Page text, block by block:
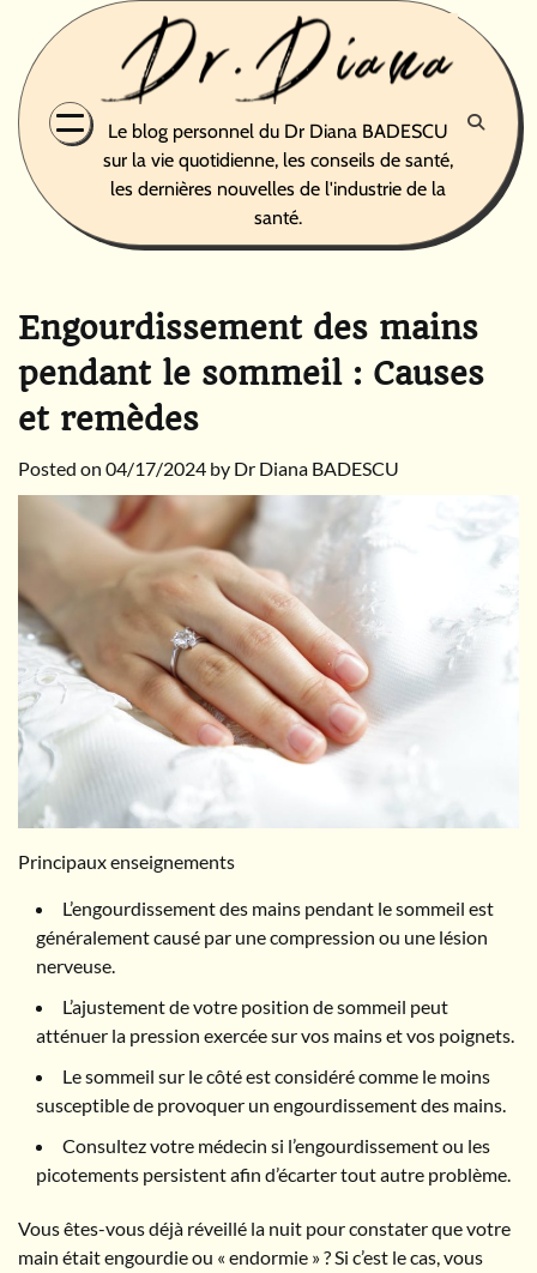
content
Le blog personnel du Dr Diana BADESCU
sur la vie quotidienne, les conseils de santé,
les dernières nouvelles de l'industrie de la
santé.
Engourdissement des mains
pendant le sommeil : Causes
et remèdes
Posted on 04/17/2024 by Dr Diana BADESCU
Principaux enseignements
L’engourdissement des mains pendant le sommeil est
généralement causé par une compression ou une lésion
nerveuse.
L’ajustement de votre position de sommeil peut
atténuer la pression exercée sur vos mains et vos poignets.
Le sommeil sur le côté est considéré comme le moins
susceptible de provoquer un engourdissement des mains.
Consultez votre médecin si l’engourdissement ou les
picotements persistent afin d’écarter tout autre problème.
Vous êtes-vous déjà réveillé la nuit pour constater que votre
main était engourdie ou « endormie » ? Si c’est le cas, vous